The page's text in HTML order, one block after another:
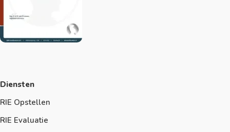
Diensten
RIE Opstellen
RIE Evaluatie